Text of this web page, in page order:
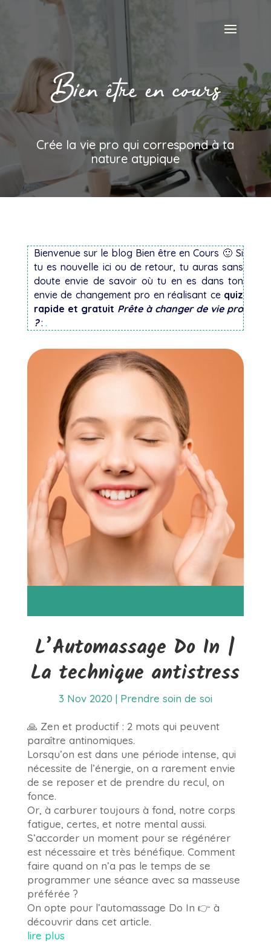
Bien être en cours
Crée la vie pro qui correspond à ta
nature atypique
Bienvenue sur le blog Bien être en Cours 🙂 Si
tu es nouvelle ici ou de retour, tu auras sans
doute envie de savoir où tu en es dans ton
envie de changement pro en réalisant ce quiz
rapide et gratuit Prête à changer de vie pro
?: .
L’Automassage Do In |
La technique antistress
3 Nov 2020 | Prendre soin de soi
🙏 Zen et productif : 2 mots qui peuvent
paraître antinomiques.
Lorsqu’on est dans une période intense, qui
nécessite de l’énergie, on a rarement envie
de se reposer et de prendre du recul, on
fonce.
Or, à carburer toujours à fond, notre corps
fatigue, certes, et notre mental aussi.
S’accorder un moment pour se régénérer
est nécessaire et très bénéfique. Comment
faire quand on n’a pas le temps de se
programmer une séance avec sa masseuse
préférée ?
On opte pour l’automassage Do In 👉 à
découvrir dans cet article.
lire plus